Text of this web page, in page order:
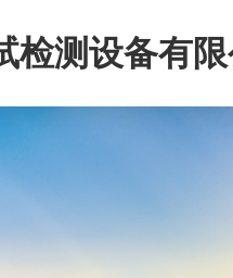
检测设备有